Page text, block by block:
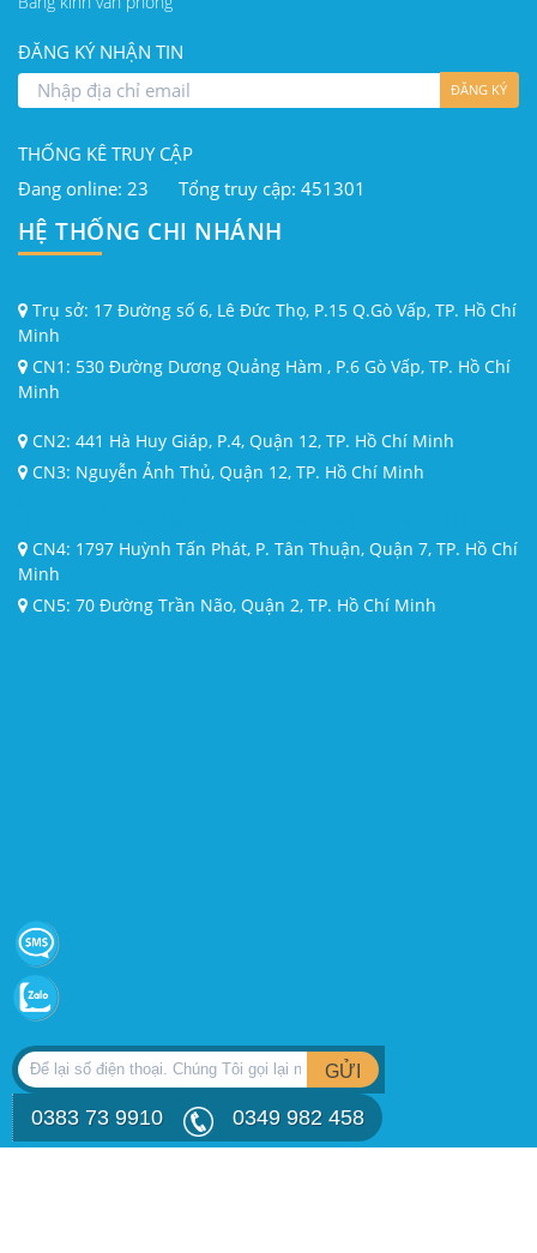
ĐĂNG KÝ NHẬN TIN
ĐĂNG KÝ
THỐNG KÊ TRUY CẬP
Đang online: 23
Tổng truy cập: 451301
HỆ THỐNG CHI NHÁNH
Trụ sở: 17 Đường số 6, Lê Đức Thọ, P.15 Q.Gò Vấp, TP. Hồ Chí
Minh
CN1: 530 Đường Dương Quảng Hàm , P.6 Gò Vấp, TP. Hồ Chí
Minh
CN2: 441 Hà Huy Giáp, P.4, Quận 12, TP. Hồ Chí Minh
CN3: Nguyễn Ảnh Thủ, Quận 12, TP. Hồ Chí Minh
cường lực từ 5ly đến 19ly.
CN4: 1797 Huỳnh Tấn Phát, P. Tân Thuận, Quận 7, TP. Hồ Chí
Minh
CN5: 70 Đường Trần Não, Quận 2, TP. Hồ Chí Minh
GỬI
0383 73 9910 0349 982 458